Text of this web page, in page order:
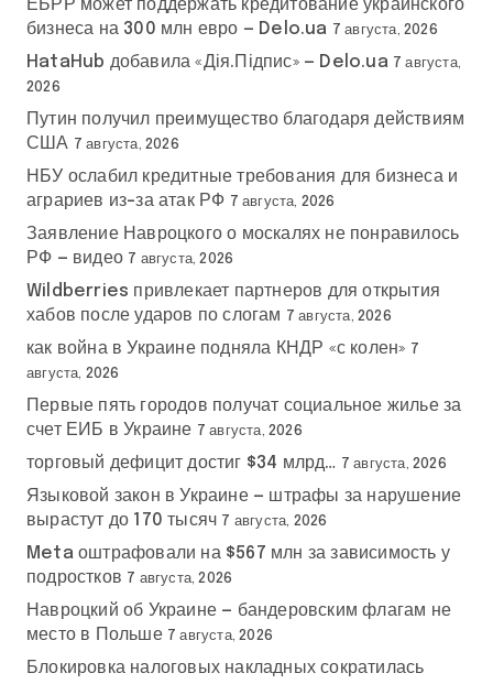
ЕБРР может поддержать кредитование украинского
бизнеса на 300 млн евро — Delo.ua 7 августа, 2026
HataHub добавила «Дія.Підпис» — Delo.ua 7 августа,
2026
Путин получил преимущество благодаря действиям
США 7 августа, 2026
НБУ ослабил кредитные требования для бизнеса и
аграриев из-за атак РФ 7 августа, 2026
Заявление Навроцкого о москалях не понравилось
РФ — видео 7 августа, 2026
Wildberries привлекает партнеров для открытия
хабов после ударов по слогам 7 августа, 2026
как война в Украине подняла КНДР «с колен» 7
августа, 2026
Первые пять городов получат социальное жилье за
счет ЕИБ в Украине 7 августа, 2026
торговый дефицит достиг $34 млрд… 7 августа, 2026
Языковой закон в Украине — штрафы за нарушение
вырастут до 170 тысяч 7 августа, 2026
Meta оштрафовали на $567 млн за зависимость у
подростков 7 августа, 2026
Навроцкий об Украине — бандеровским флагам не
место в Польше 7 августа, 2026
Блокировка налоговых накладных сократилась